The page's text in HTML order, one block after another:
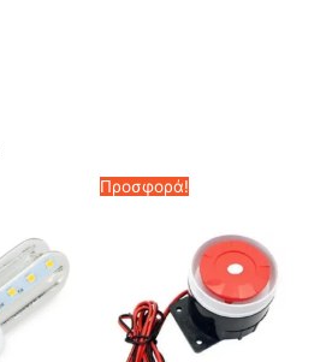
Προσφορά!